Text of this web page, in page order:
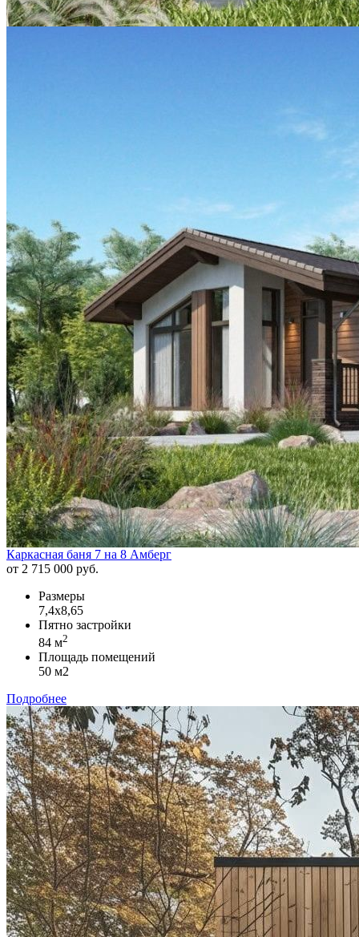
Каркасная баня 7 на 8 Амберг
от 2 715 000 руб.
Размеры
7,4х8,65
Пятно застройки
84 м2
Площадь помещений
50 м2
Подробнее